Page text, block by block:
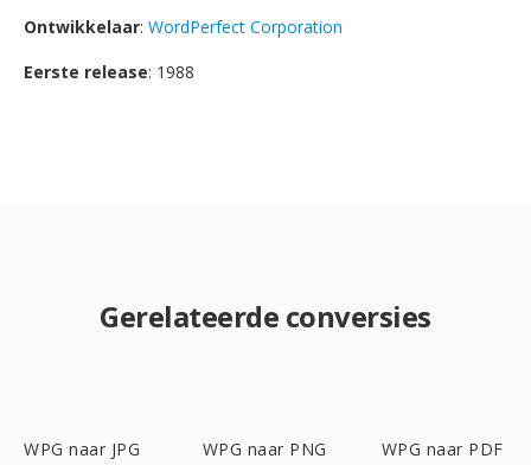
Ontwikkelaar: WordPerfect Corporation
Eerste release: 1988
Gerelateerde conversies
WPG naar JPG WPG naar PNG WPG naar PDF